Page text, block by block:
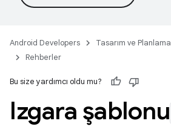
Android Developers Tasarım ve Planlama
Rehberler
Bu size yardımcı oldu mu?
Izgara şablonu